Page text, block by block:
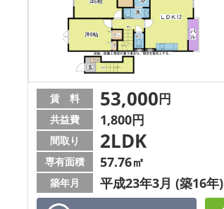
賃 料 53,000円
共益費 1,800円
間取り 2LDK
専有面積 57.76㎡
築年月 平成23年3月 (築16年)